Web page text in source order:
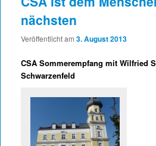
nächsten
Veröffentlicht am 3. August 2013
CSA Sommerempfang mit Wilfried
Schwarzenfeld